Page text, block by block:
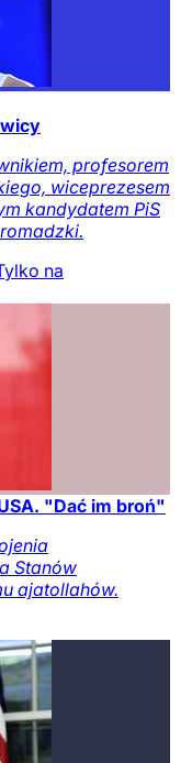
profesorem
wiceprezesem
kandydatem PiS
na
"Dać im broń"
Stanów
ajatollahów.